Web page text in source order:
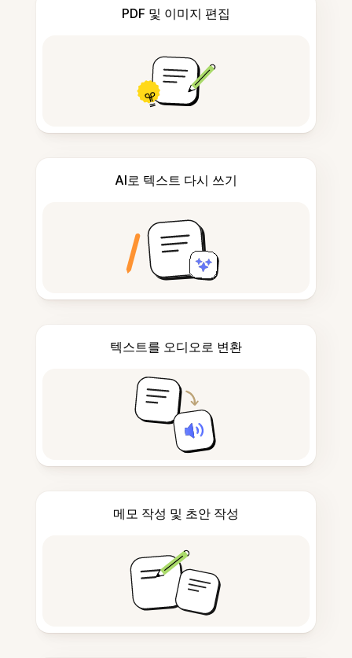
PDF 및 이미지 편집
AI로 텍스트 다시 쓰기
텍스트를 오디오로 변환
메모 작성 및 초안 작성